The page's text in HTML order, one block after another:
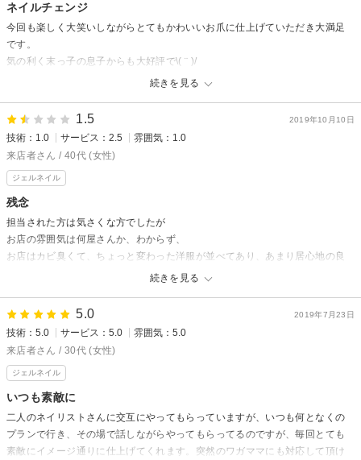
ネイルチェンジ
続きを見る
今回も楽しく大笑いしながらとてもかわいいお爪に仕上げていただき大満足
です。
気の利く末っ子の息子からも大好評で\( ¨ )/
また来月もよろしくお願いします。
JAYDEからの返信
ちさん
いつもご来店誠にありがとうございます！！
今回も大笑いでしたね！！！！
またいろいろとお気遣い頂き本当にありがとうございます！
また語りましょう～(笑)
気の利く息子ちゃんサイコーですっっ(笑)
こちらこそ次回もよろしくお願い致します！
2019年10月10日
1.5
技術：1.0 サービス：2.5
雰囲気：1.0
来店者さん / 40代 (女性)
ジェルネイル
残念
続きを見る
担当された方は気さくな方でしたが
お店の雰囲気は何屋さんか、わからず、
お店はカビ臭くて、ちょっと変わった洋服が並べてあり、あまり居心地の良
根元が浮いてきました…
もう伺う事は、ないと思います。
JAYDEからの返信
来店者様
この度は数ある中から当店をお選びいただきご来店ありがとうございまし
た。
ご期待に応えられず大変申し訳ありませんでした。
2019年7月23日
5.0
技術：5.0 サービス：5.0
雰囲気：5.0
来店者さん / 30代 (女性)
ジェルネイル
いつも素敵に
二人のネイリストさんに交互にやってもらっていますが、いつも何となくの
プランで行き、その場で話しながらやってもらってるのですが、毎回とても
素敵にイメージ通りに仕上げてくれます。突然のワガママにも対応して頂け